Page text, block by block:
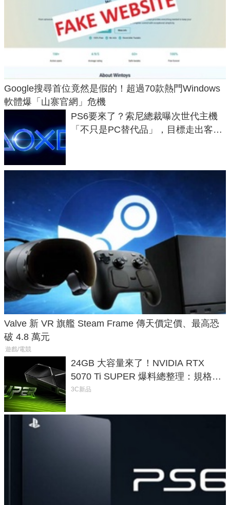
Google搜尋首位竟然是假的！超過70款熱門Windows
軟體爆「山寨官網」危機
PS6要來了？索尼總裁曝次世代主機
「不只是PC替代品」，目標走出客
Valve 新 VR 旗艦 Steam Frame 傳天價定價、最高恐
破 4.8 萬元
遊戲/電競
24GB 大容量來了！NVIDIA RTX
5070 Ti SUPER 爆料總整理：規格、
功耗、上市時間
3C新品